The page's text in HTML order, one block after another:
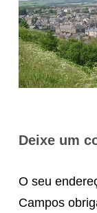
Deixe um
O seu
Campos